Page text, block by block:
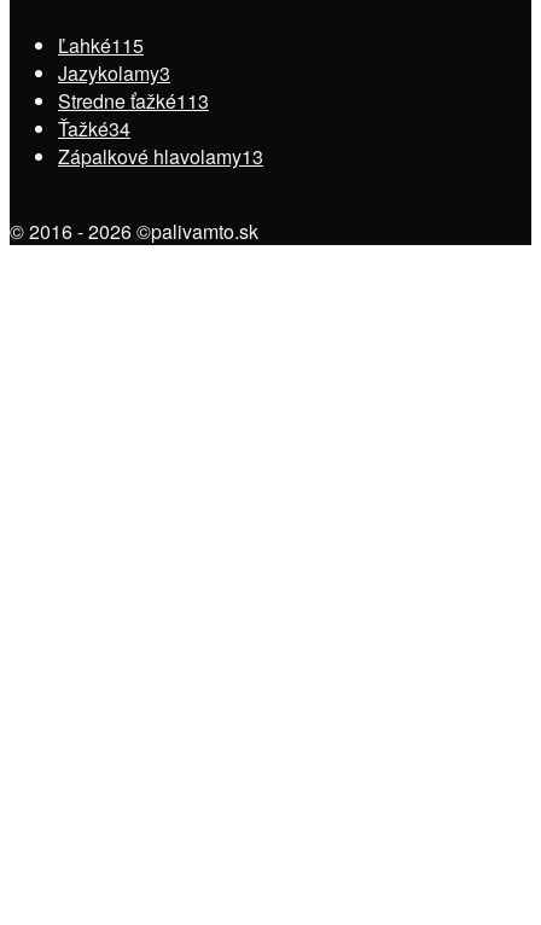
Ľahké115
Jazykolamy3
Stredne ťažké113
Ťažké34
Zápalkové hlavolamy13
© 2016 - 2026 ©palivamto.sk